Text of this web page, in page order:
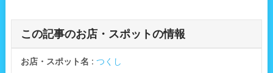
この記事のお店・スポットの情報
お店・スポット名 : つくし